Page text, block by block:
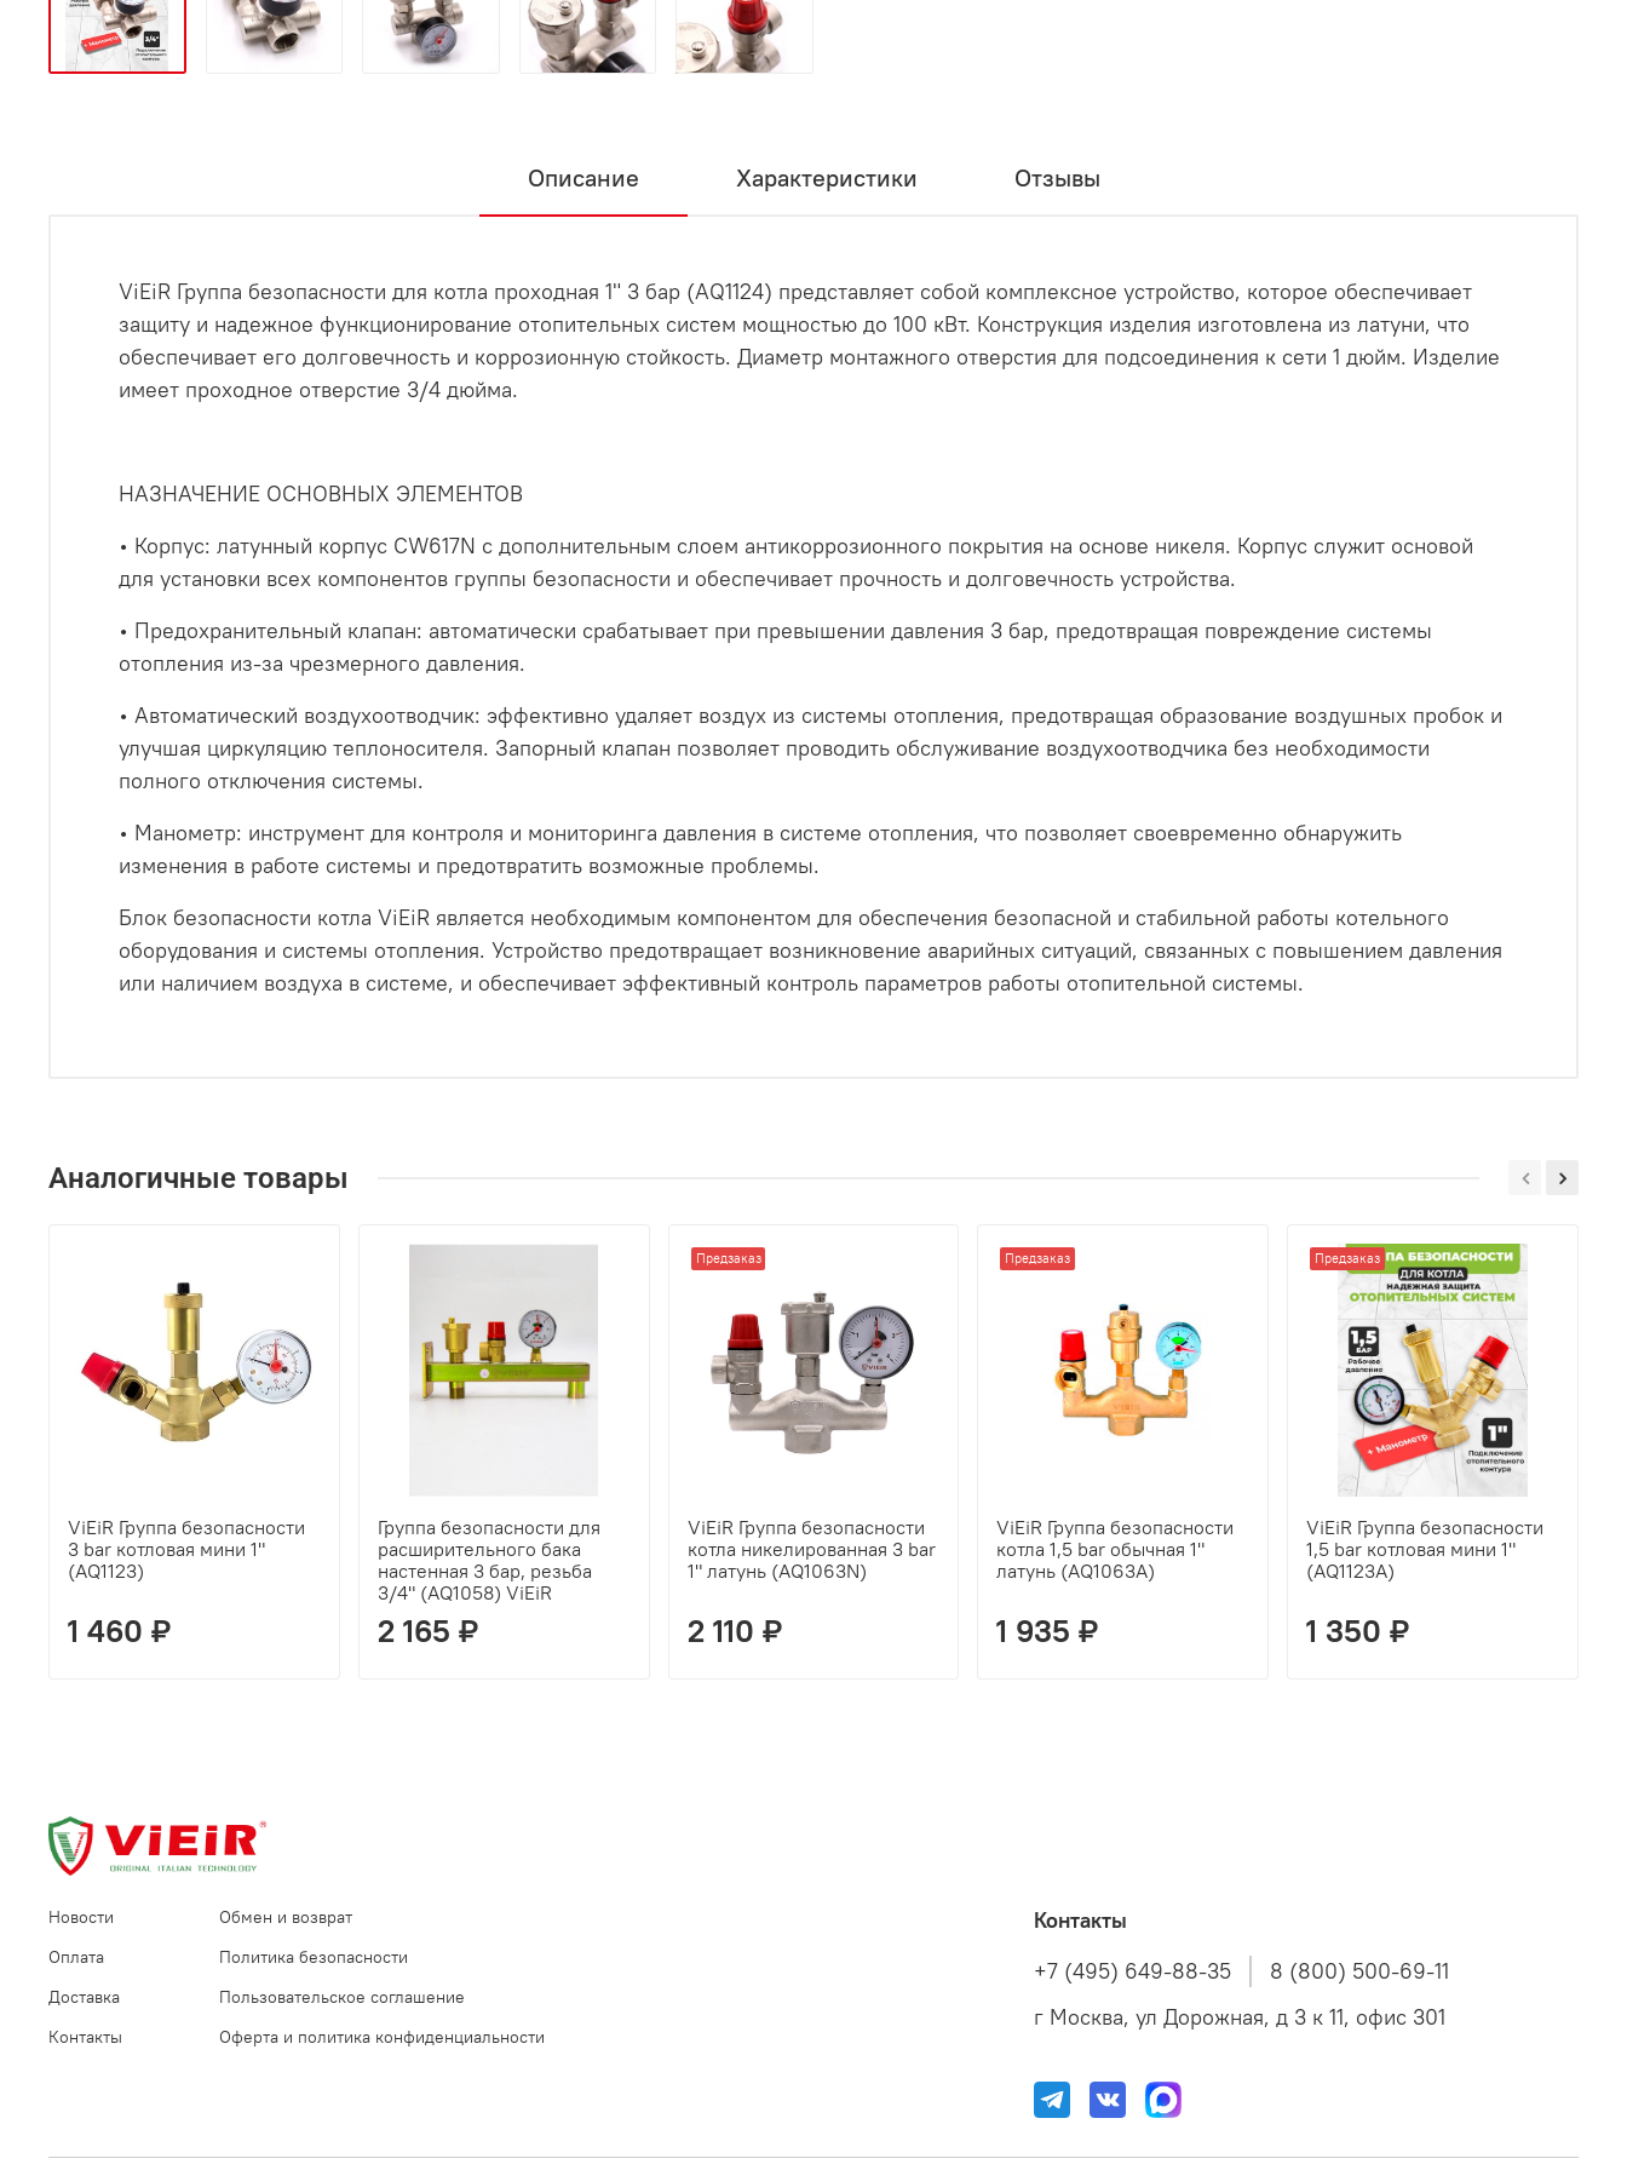
Описание Характеристики Отзывы
ViEiR Группа безопасности для котла проходная 1" 3 бар (AQ1124) представляет собой комплексное устройство, которое обеспечивает
защиту и надежное функционирование отопительных систем мощностью до 100 кВт. Конструкция изделия изготовлена из латуни, что
обеспечивает его долговечность и коррозионную стойкость. Диаметр монтажного отверстия для подсоединения к сети 1 дюйм. Изделие
имеет проходное отверстие 3/4 дюйма.
НАЗНАЧЕНИЕ ОСНОВНЫХ ЭЛЕМЕНТОВ
• Корпус: латунный корпус CW617N с дополнительным слоем антикоррозионного покрытия на основе никеля. Корпус служит основой
для установки всех компонентов группы безопасности и обеспечивает прочность и долговечность устройства.
• Предохранительный клапан: автоматически срабатывает при превышении давления 3 бар, предотвращая повреждение системы
отопления из-за чрезмерного давления.
• Автоматический воздухоотводчик: эффективно удаляет воздух из системы отопления, предотвращая образование воздушных пробок и
улучшая циркуляцию теплоносителя. Запорный клапан позволяет проводить обслуживание воздухоотводчика без необходимости
полного отключения системы.
• Манометр: инструмент для контроля и мониторинга давления в системе отопления, что позволяет своевременно обнаружить
изменения в работе системы и предотвратить возможные проблемы.
Блок безопасности котла ViEiR является необходимым компонентом для обеспечения безопасной и стабильной работы котельного
оборудования и системы отопления. Устройство предотвращает возникновение аварийных ситуаций, связанных с повышением давления
или наличием воздуха в системе, и обеспечивает эффективный контроль параметров работы отопительной системы.
Аналогичные товары
ViEiR Группа безопасности
3 bar котловая мини 1"
(AQ1123)
1 460 ₽
Группа безопасности для
расширительного бака
настенная 3 бар, резьба
3/4" (AQ1058) ViEiR
2 165 ₽
Предзаказ
ViEiR Группа безопасности
котла никелированная 3 bar
1" латунь (AQ1063N)
2 110 ₽
Предзаказ
ViEiR Группа безопасности
котла 1,5 bar обычная 1"
латунь (AQ1063A)
1 935 ₽
Предзаказ
ViEiR Группа безопасности
1,5 bar котловая мини 1"
(AQ1123A)
1 350 ₽
Новости
Оплата
Доставка
Контакты
Обмен и возврат
Политика безопасности
Пользовательское соглашение
Оферта и политика конфиденциальности
Контакты
+7 (495) 649-88-35
8 (800) 500-69-11
г Москва, ул Дорожная, д 3 к 11, офис 301